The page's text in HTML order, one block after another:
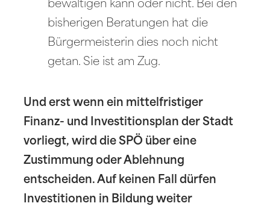
bewältigen kann oder nicht. Bei den
bisherigen Beratungen hat die
Bürgermeisterin dies noch nicht
getan. Sie ist am Zug.
Und erst wenn ein mittelfristiger
Finanz- und Investitionsplan der Stadt
vorliegt, wird die SPÖ über eine
Zustimmung oder Ablehnung
entscheiden. Auf keinen Fall dürfen
Investitionen in Bildung weiter